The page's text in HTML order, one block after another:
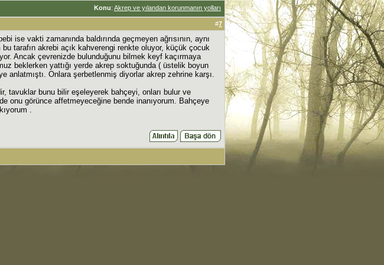
Konu: Akrep ve yılandan korunmanın yolları
#7
ise vakti zamanında baldırında geçmeyen ağrısının, aynı
tarafın akrebi açık kahverengi renkte oluyor, küçük çocuk
Ancak çevrenizde bulunduğunu bilmek keyf kaçırmaya
beklerken yattığı yerde akrep soktuğunda ( üstelik boyun
anlatmıştı. Onlara şerbetlenmiş diyorlar akrep zehrine karşı.
tavuklar bunu bilir eşeleyerek bahçeyi, onları bulur ve
onu görünce affetmeyeceğine bende inanıyorum. Bahçeye
.